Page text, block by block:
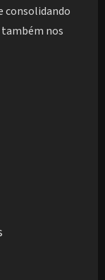
consolidando
também nos